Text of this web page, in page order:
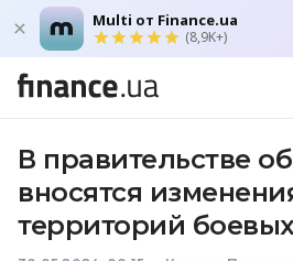
Multi от Finance.ua
(8,9K+)
В правительстве
вносятся
территорий